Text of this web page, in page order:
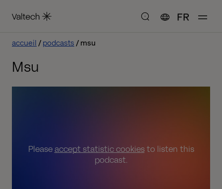
FR
accueil podcasts msu
Msu
Pleaseaccept statistic cookiesto listen this
podcast.